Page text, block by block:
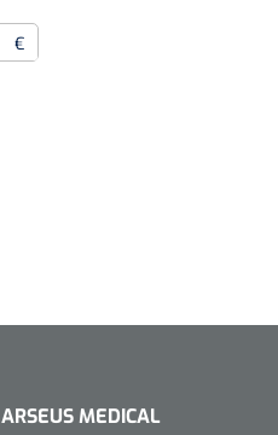
€
ARSEUS MEDICAL